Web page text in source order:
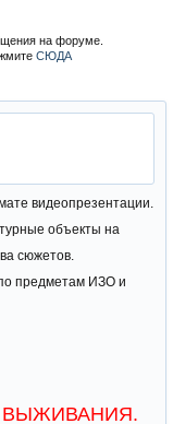
на форуме.
СЮДА
видеопрезентации.
объекты на
сюжетов.
предметам ИЗО и